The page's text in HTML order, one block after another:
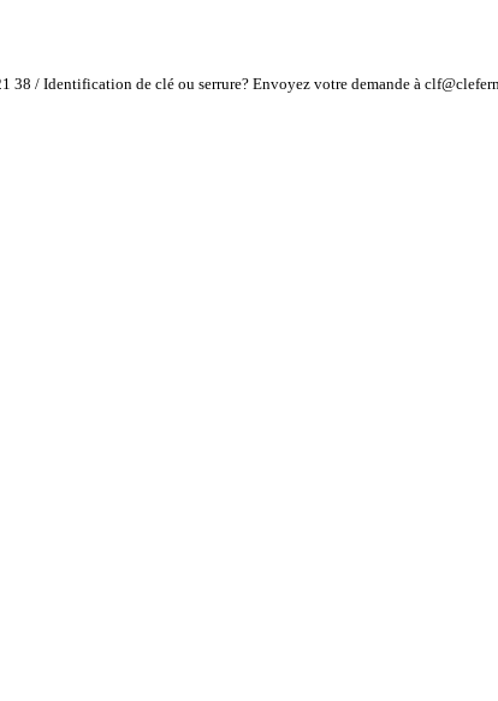
38 / Identification de clé ou serrure? Envoyez votre demande à